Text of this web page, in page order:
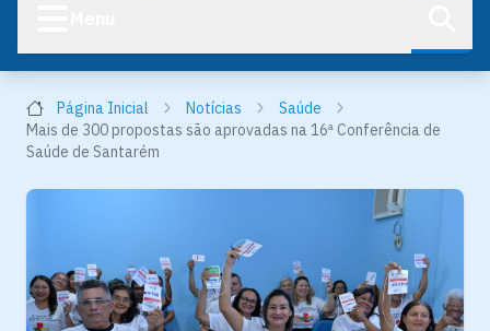
Página Inicial Notícias
Saúde
Mais de 300 propostas são aprovadas na 16ª Conferência de
Saúde de Santarém